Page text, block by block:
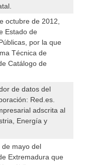
octubre de 2012,
Estado de
por la que
Técnica de
Catálogo de
de datos del
Red.es.
adscrita al
Energía y
de mayo del
Extremadura que